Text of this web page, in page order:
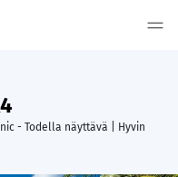
- Todella näyttävä | Hyvin